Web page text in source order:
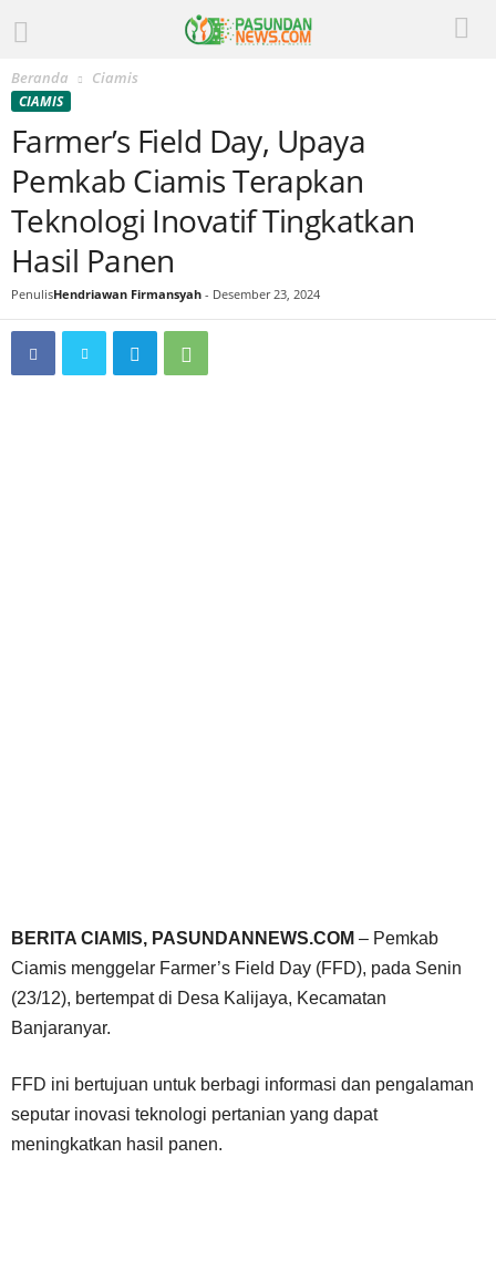
Beranda Ciamis
CIAMIS
Farmer’s Field Day, Upaya
Pemkab Ciamis Terapkan
Teknologi Inovatif Tingkatkan
Hasil Panen
PenulisHendriawan Firmansyah - Desember 23, 2024
BERITA CIAMIS, PASUNDANNEWS.COM – Pemkab
Ciamis menggelar Farmer’s Field Day (FFD), pada Senin
(23/12), bertempat di Desa Kalijaya, Kecamatan
Banjaranyar.
FFD ini bertujuan untuk berbagi informasi dan pengalaman
seputar inovasi teknologi pertanian yang dapat
meningkatkan hasil panen.